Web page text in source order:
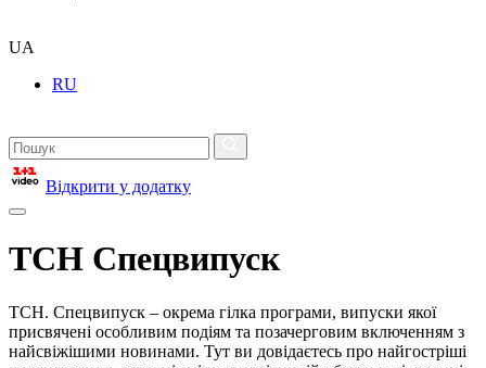
UA
RU
Відкрити у додатку
ТСН Спецвипуск
ТСН. Спецвипуск – окрема гілка програми, випуски якої
присвячені особливим подіям та позачерговим включенням з
найсвіжішими новинами. Тут ви довідаєтесь про найгостріші